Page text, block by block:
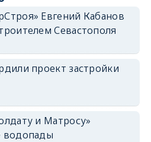
Евгений Кабанов
Севастополя
проект застройки
и Матросу»
водопады